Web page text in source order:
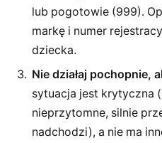
lub pogotowie (999).
markę i numer
dziecka.
Nie działaj pochopnie,
sytuacja jest krytyczna
nieprzytomne, silnie
nadchodzi), a nie ma